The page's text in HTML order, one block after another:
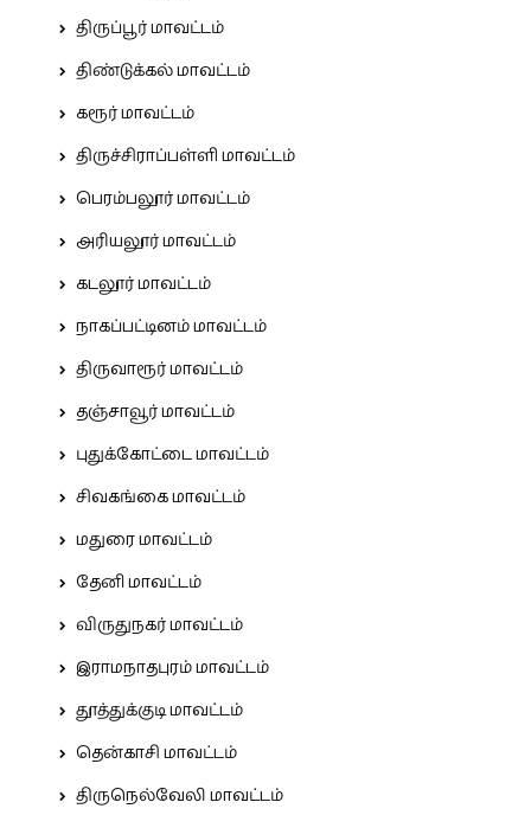
திருப்பூர் மாவட்டம்
திண்டுக்கல் மாவட்டம்
கரூர் மாவட்டம்
திருச்சிராப்பள்ளி மாவட்டம்
பெரம்பலூர் மாவட்டம்
அரியலூர் மாவட்டம்
கடலூர் மாவட்டம்
நாகப்பட்டினம் மாவட்டம்
திருவாரூர் மாவட்டம்
தஞ்சாவூர் மாவட்டம்
புதுக்கோட்டை மாவட்டம்
சிவகங்கை மாவட்டம்
மதுரை மாவட்டம்
தேனி மாவட்டம்
விருதுநகர் மாவட்டம்
இராமநாதபுரம் மாவட்டம்
தூத்துக்குடி மாவட்டம்
தென்காசி மாவட்டம்
திருநெல்வேலி மாவட்டம்